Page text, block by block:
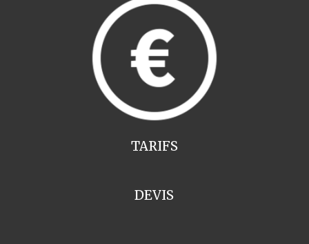
TARIFS
DEVIS